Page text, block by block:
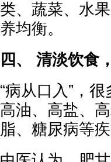
类、蔬菜、水
养均衡。
四、 清淡饮食
“病从口入”，
高油、高盐、
脂、糖尿病等疾